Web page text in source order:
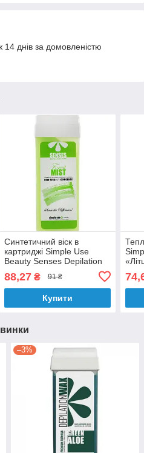
днів за домовленістю
Синтетичний віск в
картриджі Simple Use
Beauty Senses Depilation
88,27₴ 91 ₴
Купити
–3%